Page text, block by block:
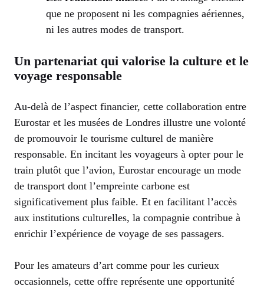
que ne proposent ni les compagnies aériennes,
ni les autres modes de transport.
Un partenariat qui valorise la culture et le
voyage responsable
Au-delà de l’aspect financier, cette collaboration entre
Eurostar et les musées de Londres illustre une volonté
de promouvoir le tourisme culturel de manière
responsable. En incitant les voyageurs à opter pour le
train plutôt que l’avion, Eurostar encourage un mode
de transport dont l’empreinte carbone est
significativement plus faible. Et en facilitant l’accès
aux institutions culturelles, la compagnie contribue à
enrichir l’expérience de voyage de ses passagers.
Pour les amateurs d’art comme pour les curieux
occasionnels, cette offre représente une opportunité